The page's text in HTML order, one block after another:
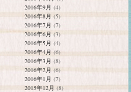
2016年9月 (4)
2016年8月 (5)
2016年7月 (7)
2016年6月(3)
2016年5月 (4)
2016年4月 (6)
2016年3月 (8)
2016年2月 (6)
2016年1月 (7)
2015年12月 (8)